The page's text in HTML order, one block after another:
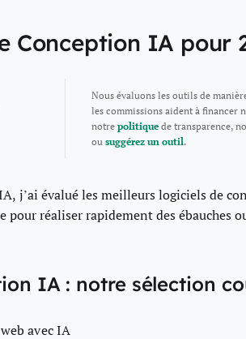
Conception IA pour
Nous évaluons les outils de
les commissions aident à financer
notrepolitiquede transparence,
ou suggérez un outil.
j’ai évalué les meilleurs logiciels de
réaliser rapidement des ébauches
IA : notre sélection
avec IA